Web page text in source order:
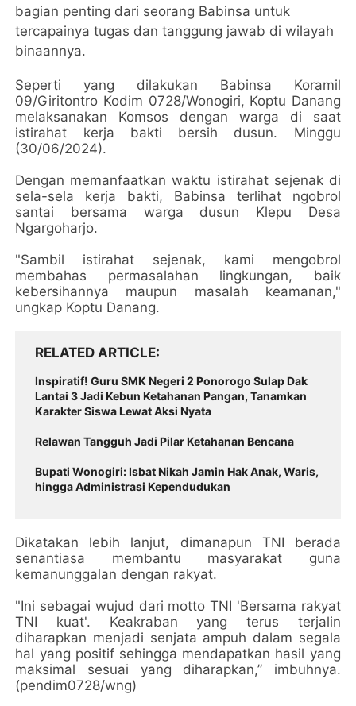
bagian penting dari seorang Babinsa untuk
tercapainya tugas dan tanggung jawab di wilayah
binaannya.
Seperti yang dilakukan Babinsa Koramil
09/Giritontro Kodim 0728/Wonogiri, Koptu Danang
melaksanakan Komsos dengan warga di saat
istirahat kerja bakti bersih dusun. Minggu
(30/06/2024).
Dengan memanfaatkan waktu istirahat sejenak di
sela-sela kerja bakti, Babinsa terlihat ngobrol
santai bersama warga dusun Klepu Desa
Ngargoharjo.
"Sambil istirahat sejenak, kami mengobrol
membahas permasalahan lingkungan, baik
kebersihannya maupun masalah keamanan,"
ungkap Koptu Danang.
RELATED ARTICLE
Inspiratif! Guru SMK Negeri 2 Ponorogo Sulap Dak
Lantai 3 Jadi Kebun Ketahanan Pangan, Tanamkan
Karakter Siswa Lewat Aksi Nyata
Relawan Tangguh Jadi Pilar Ketahanan Bencana
Bupati Wonogiri: Isbat Nikah Jamin Hak Anak, Waris,
hingga Administrasi Kependudukan
Dikatakan lebih lanjut, dimanapun TNI berada
senantiasa membantu masyarakat guna
kemanunggalan dengan rakyat.
"Ini sebagai wujud dari motto TNI 'Bersama rakyat
TNI kuat'. Keakraban yang terus terjalin
diharapkan menjadi senjata ampuh dalam segala
hal yang positif sehingga mendapatkan hasil yang
maksimal sesuai yang diharapkan,” imbuhnya.
(pendim0728/wng)